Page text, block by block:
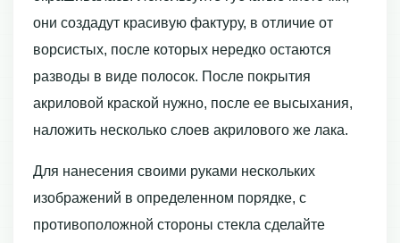
они создадут красивую фактуру, в отличие от
ворсистых, после которых нередко остаются
разводы в виде полосок. После покрытия
акриловой краской нужно, после ее высыхания,
наложить несколько слоев акрилового же лака.
Для нанесения своими руками нескольких
изображений в определенном порядке, с
противоположной стороны стекла сделайте